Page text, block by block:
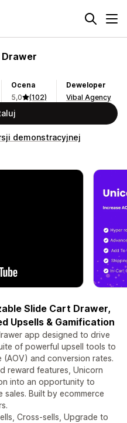
Drawer
Ocena
5,0
(102)
Deweloper
Vibal Agency
demonstracyjnej
Slide Cart Drawer,
Upsells & Gamification
app designed to drive
of powerful upsell tools to
(AOV) and conversion rates.
reward features, Unicorn
into an opportunity to
Built by ecommerce
Cross-sells, Upgrade to